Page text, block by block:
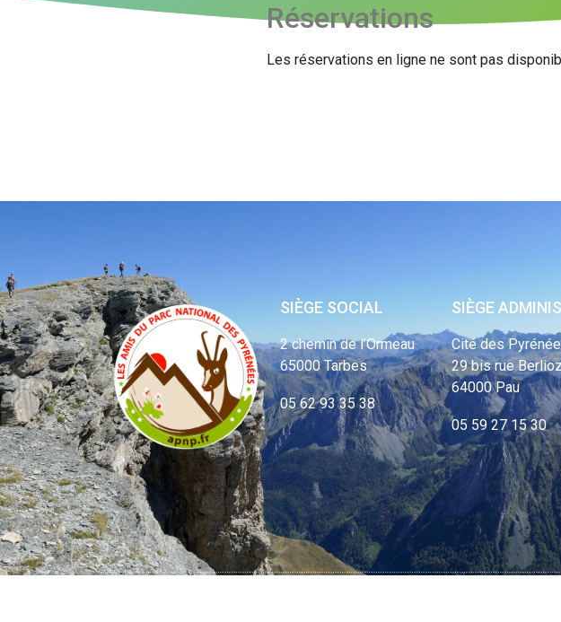
Réservations
Les réservations en ligne ne sont pas
SIÈGE SOCIAL
2 chemin de l’Ormeau
65000 Tarbes
05 62 93 35 38
SIÈGE
Cité des
29 bis rue
64000 Pau
05 59 27 15 30